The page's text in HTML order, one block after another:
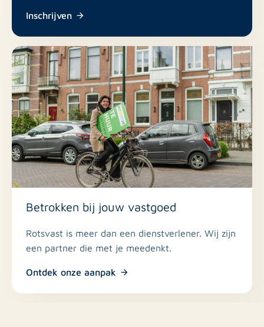
Inschrijven
Betrokken bij jouw vastgoed
Rotsvast is meer dan een dienstverlener. Wij zijn
een partner die met je meedenkt.
Ontdek onze aanpak